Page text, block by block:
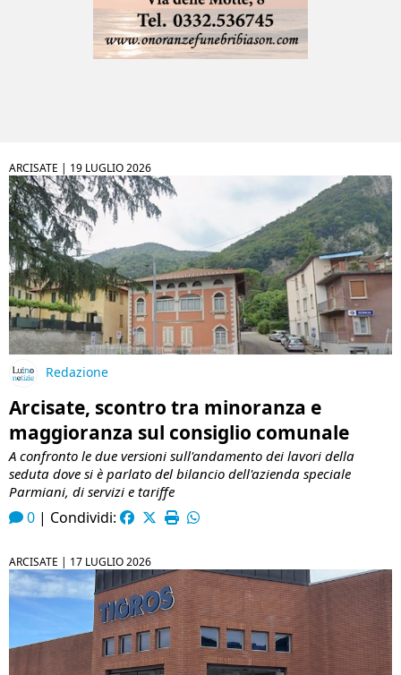
ARCISATE | 19 LUGLIO 2026
Redazione
Arcisate, scontro tra minoranza e
maggioranza sul consiglio comunale
A confronto le due versioni sull'andamento dei lavori della
seduta dove si è parlato del bilancio dell'azienda speciale
Parmiani, di servizi e tariffe
0 | Condividi:
ARCISATE | 17 LUGLIO 2026